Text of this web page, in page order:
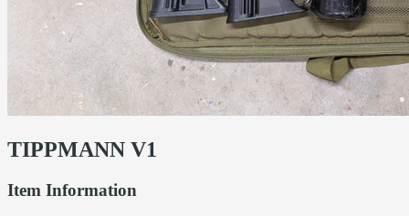
TIPPMANN V1
Item Information